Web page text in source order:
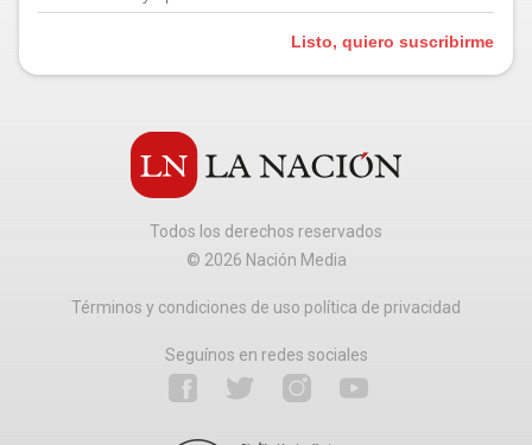
Listo, quiero suscribirme
Todos los derechos reservados
© 2026 Nación Media
Términos y condiciones de uso política de privacidad
Seguínos en redes sociales